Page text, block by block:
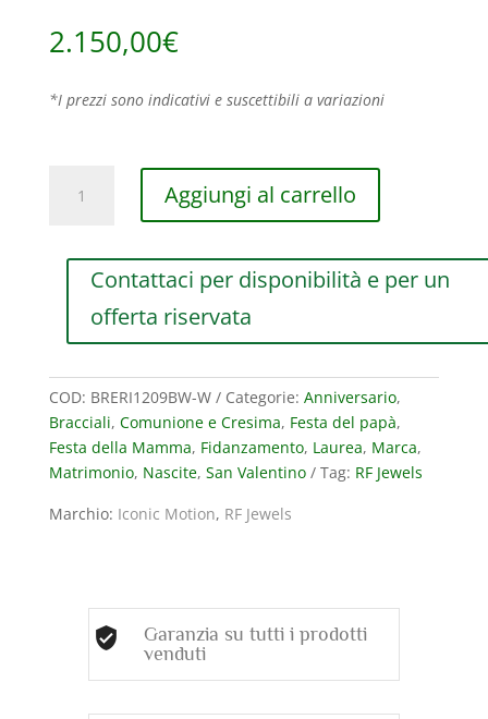
2.150,00€
*I prezzi sono indicativi e suscettibili a variazioni
MOTION
SAGOLA
ORO
BIANCO
CON
SCRITTA
”
DIAMANTI
(ct.0,35)
Aggiungi al carrello
Contattaci per disponibilità e per un
offerta riservata
COD: BRERI1209BW-W Categorie: Anniversario,
Bracciali, Comunione e Cresima, Festa del papà,
Festa della Mamma, Fidanzamento, Laurea, Marca,
Matrimonio, Nascite, San Valentino Tag: RF Jewels
Marchio: Iconic Motion, RF Jewels
Garanzia su tutti i prodotti
venduti